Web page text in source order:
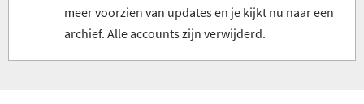
meer voorzien van updates en je kijkt nu naar een
archief. Alle accounts zijn verwijderd.